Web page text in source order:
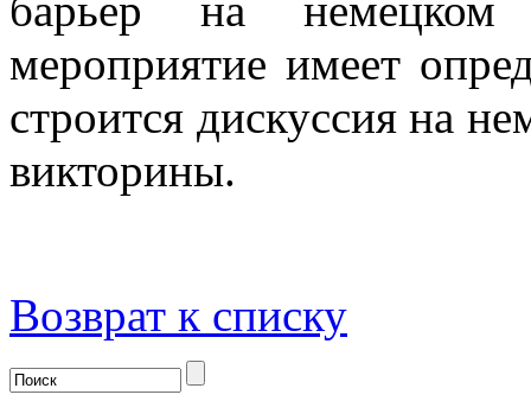
мероприятие имеет
строится дискуссия на
викторины.
Возврат к списку